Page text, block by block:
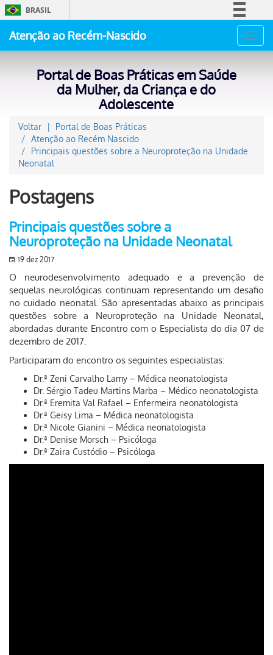
BRASIL
Acesso à informação
Atenção ao Recém-Nascido
Portal de Boas Práticas em Saúde
da Mulher, da Criança e do
Adolescente
Voltar
Portal de Boas Práticas
Atenção ao Recém Nascido
Principais questões sobre a Neuroproteção na Unidade
Neonatal
Postagens
Principais questões sobre a
Neuroproteção na Unidade Neonatal
19 dez 2017
O neurodesenvolvimento adequado e a prevenção de
sequelas neurológicas continuam representando um desafio
no cuidado neonatal. São apresentadas abaixo as principais
questões sobre a Neuroproteção na Unidade Neonatal,
abordadas durante Encontro com o Especialista do dia 07 de
dezembro de 2017.
Participaram do encontro os seguintes especialistas:
Dr.ª Zeni Carvalho Lamy – Médica neonatologista
Dr. Sérgio Tadeu Martins Marba – Médico neonatologista
Dr.ª Eremita Val Rafael – Enfermeira neonatologista
Dr.ª Geisy Lima – Médica neonatologista
Dr.ª Nicole Gianini – Médica neonatologista
Dr.ª Denise Morsch – Psicóloga
Dr.ª Zaira Custódio – Psicóloga